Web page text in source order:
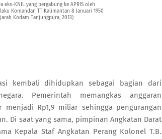
eks-KNIL yang bergabung ke APRIS oleh
Komandan TT Kalimantan 8 Januari 1950
Kodam Tanjungpura, 2013)
kembali dihidupkan sebagai bagian dari
Pemerintah memangkas anggaran
Rp1,9 miliar sehingga pengurangan
Di saat yang sama, pimpinan Angkatan Darat
Kepala Staf Angkatan Perang Kolonel T.B.